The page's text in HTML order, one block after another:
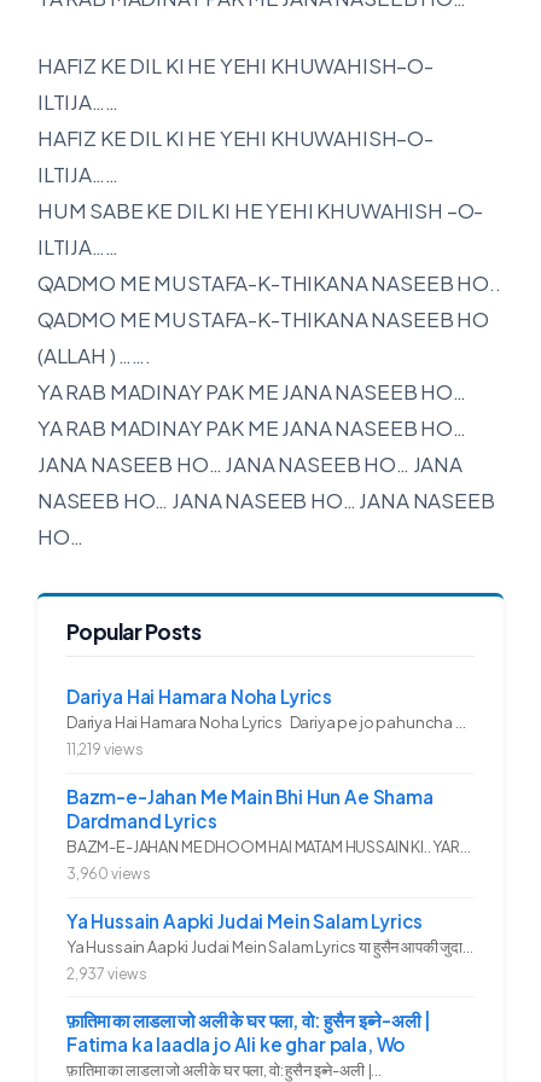
HAFIZ KE DIL KI HE YEHI KHUWAHISH–O-
ILTIJA……
HAFIZ KE DIL KI HE YEHI KHUWAHISH–O-
ILTIJA……
HUM SABE KE DIL KI HE YEHI KHUWAHISH –O-
ILTIJA……
QADMO ME MUSTAFA-K-THIKANA NASEEB HO..
QADMO ME MUSTAFA-K-THIKANA NASEEB HO
(ALLAH ) …….
YA RAB MADINAY PAK ME JANA NASEEB HO…
YA RAB MADINAY PAK ME JANA NASEEB HO…
JANA NASEEB HO… JANA NASEEB HO… JANA
NASEEB HO… JANA NASEEB HO… JANA NASEEB
HO…
Popular Posts
Dariya Hai Hamara Noha Lyrics
Dariya Hai Hamara Noha Lyrics Dariya pe jo pahuncha asadullah ka...
11,219 views
Bazm-e-Jahan Me Main Bhi Hun Ae Shama
Dardmand Lyrics
3,960 views
Ya Hussain Aapki Judai Mein Salam Lyrics
2,937 views
फ़ातिमा का लाडला जो अली के घर पला, वो: हुसैन इब्ने-अली |
Fatima ka laadla jo Ali ke ghar pala, Wo
फ़ातिमा का लाडला जो अली के घर पला, वो: हुसैन इब्ने-अली |...